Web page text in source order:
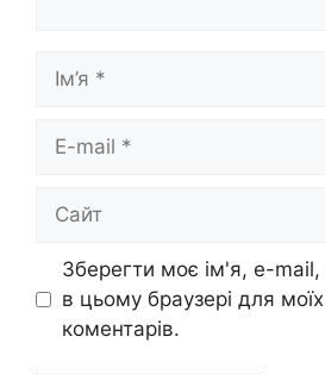
mail
Зберегти моє ім'я, e-mail,
в цьому браузері для
коментарів.